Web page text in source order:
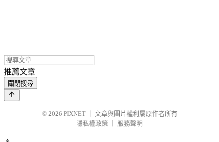
推薦文章
關閉搜尋
© 2026 PIXNET
文章與圖片權利屬原作者所有
隱私權政策
服務聲明